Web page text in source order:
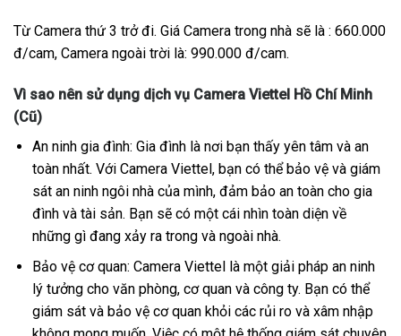
Từ Camera thứ 3 trở đi. Giá Camera trong nhà sẽ là : 660.000
đ/cam, Camera ngoài trời là: 990.000 đ/cam.
Vì sao nên sử dụng dịch vụ Camera Viettel Hồ Chí Minh
(Cũ)
An ninh gia đình: Gia đình là nơi bạn thấy yên tâm và an
toàn nhất. Với Camera Viettel, bạn có thể bảo vệ và giám
sát an ninh ngôi nhà của mình, đảm bảo an toàn cho gia
đình và tài sản. Bạn sẽ có một cái nhìn toàn diện về
những gì đang xảy ra trong và ngoài nhà.
Bảo vệ cơ quan: Camera Viettel là một giải pháp an ninh
lý tưởng cho văn phòng, cơ quan và công ty. Bạn có thể
giám sát và bảo vệ cơ quan khỏi các rủi ro và xâm nhập